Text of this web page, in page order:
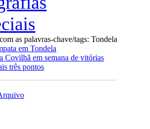
as palavras-chave/tags: Tondela
em Tondela
Covilhã em semana de vitórias
três pontos